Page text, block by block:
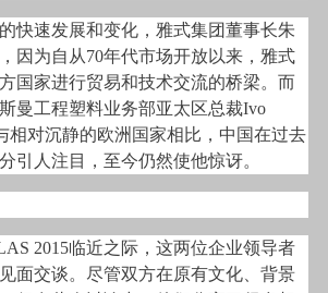
快速发展和变化，雅式集团董事长朱
因为自从70年代市场开放以来，雅式
国家进行贸易和技术交流的桥梁。而
曼工程塑料业务部亚太区总裁Ivo
相对沉静的欧洲国家相比，中国在过去
引人注目，至今仍然使他惊讶。
2015临近之际，这两位企业领导者
面交谈。尽管双方在原有文化、背景